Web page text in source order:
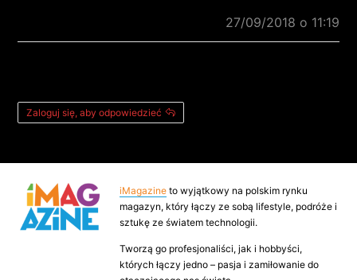
27/09/2018 o 11:19
Zaloguj się, aby odpowiedzieć
iMagazine to wyjątkowy na polskim rynku
magazyn, który łączy ze sobą lifestyle, podróże i
sztukę ze światem technologii.
Tworzą go profesjonaliści, jak i hobbyści,
których łączy jedno – pasja i zamiłowanie do